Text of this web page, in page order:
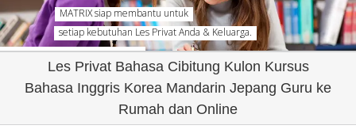
MATRIX siap membantu untuk
setiap kebutuhan Les Privat Anda & Keluarga.
Les Privat Bahasa Cibitung Kulon Kursus
Bahasa Inggris Korea Mandarin Jepang Guru ke
Rumah dan Online